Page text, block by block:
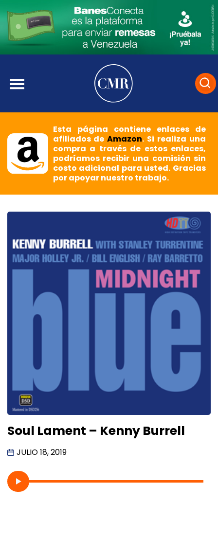
Esta página contiene enlaces de
afiliados deAmazon. Si realiza una
compra a través de estos enlaces,
podríamos recibir una comisión sin
costo adicional para usted. Gracias
por apoyar nuestro trabajo.
Soul Lament – Kenny Burrell
JULIO 18, 2019